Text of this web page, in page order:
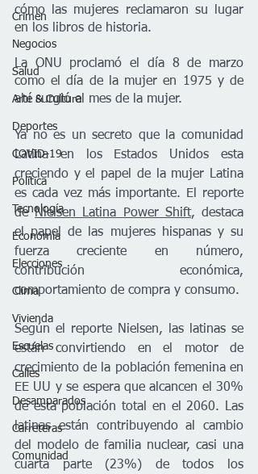
Crimen
Negocios
Salud
Arte & Cultura
Deportes
COVID-19
Política
Tecnología
Economía
Elecciones
Clima
Vivienda
Escuelas
Calles
Desamparados
Carreteras
Comunidad
cómo las mujeres reclamaron su lugar
en los libros de historia.
La ONU proclamó el día 8 de marzo
como el día de la mujer en 1975 y de
ahí surgió el mes de la mujer.
Ya no es un secreto que la comunidad
Latina en los Estados Unidos esta
creciendo y el papel de la mujer Latina
es cada vez más importante. El reporte
de Nielsen Latina Power Shift, destaca
el papel de las mujeres hispanas y su
fuerza creciente en número,
contribución económica,
comportamiento de compra y consumo.
Según el reporte Nielsen, las latinas se
están convirtiendo en el motor de
crecimiento de la población femenina en
EE UU y se espera que alcancen el 30%
de esta población total en el 2060. Las
latinas están contribuyendo al cambio
del modelo de familia nuclear, casi una
cuarta parte (23%) de todos los